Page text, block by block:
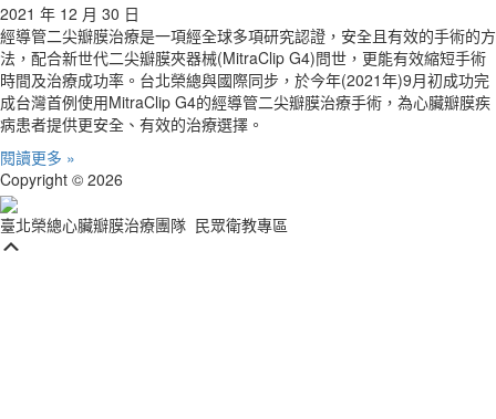
2021 年 12 月 30 日
經導管二尖瓣膜治療是一項經全球多項研究認證，安全且有效的手術的方
法，配合新世代二尖瓣膜夾器械(MitraClip G4)問世，更能有效縮短手術
時間及治療成功率。台北榮總與國際同步，於今年(2021年)9月初成功完
成台灣首例使用MitraClip G4的經導管二尖瓣膜治療手術，為心臟瓣膜疾
病患者提供更安全、有效的治療選擇。
閱讀更多 »
Copyright © 2026
臺北榮總心臟瓣膜治療團隊 民眾衛教專區